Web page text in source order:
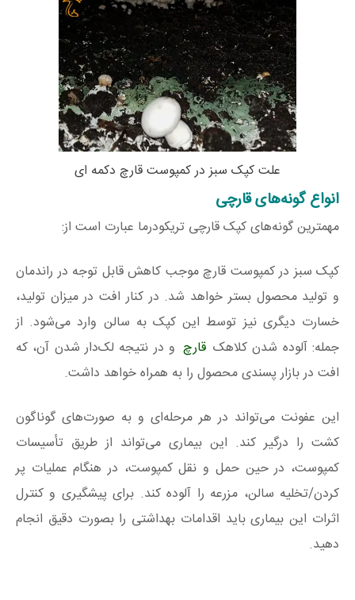
علت کپک سبز در کمپوست قارچ دکمه ای
انواع گونه‌های قارچی
مهمترین گونه‌های کپک قارچی تریکودرما عبارت است از:
کپک سبز در کمپوست قارچ موجب کاهش قابل توجه در راندمان
و تولید محصول بستر خواهد شد. در کنار افت در میزان تولید،
خسارت دیگری نیز توسط این کپک به سالن وارد می‌شود. از
جمله: آلوده شدن کلاهک قارچ و در نتیجه لک‌دار شدن آن، که
افت در بازار پسندی محصول را به همراه خواهد داشت.
این عفونت می‌تواند در هر مرحله‌ای و به صورت‌های گوناگون
کشت را درگیر کند. این بیماری می‌تواند از طریق تأسیسات
کمپوست، در حین حمل و نقل کمپوست، در هنگام عملیات پر
کردن/تخلیه سالن، مزرعه را آلوده کند. برای پیشگیری و کنترل
اثرات این بیماری باید اقدامات بهداشتی را بصورت دقیق انجام
دهید.